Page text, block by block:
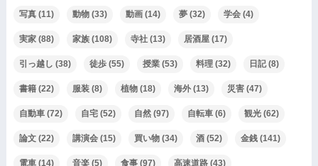
写真(11) 動物(33) 動画(14) 夢(32) 学会(4)
実家(88) 家族(108) 寺社(13) 居酒屋(17)
引っ越し (38) 徒歩(55) 授業(53) 料理(32) 日記(8)
書籍(22) 服装(8) 植物(18) 海外(13) 災害(47)
自動車(72) 自宅(52) 自然(97) 自転車(6) 観光(62)
論文(22) 講演会(15) 買い物(34) 酒(52) 金銭(141)
電車(14) 音楽(5) 食事(97) 高速道路(43)